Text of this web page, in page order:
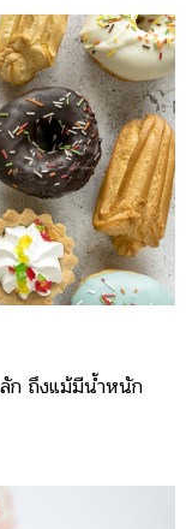
ก ถึงแม้มีน้ำหนัก